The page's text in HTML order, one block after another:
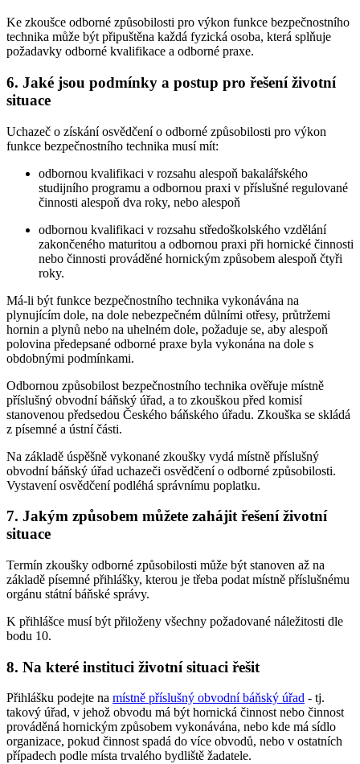
Ke zkoušce odborné způsobilosti pro výkon funkce bezpečnostního
technika může být připuštěna každá fyzická osoba, která splňuje
požadavky odborné kvalifikace a odborné praxe.
6. Jaké jsou podmínky a postup pro řešení životní
situace
Uchazeč o získání osvědčení o odborné způsobilosti pro výkon
funkce bezpečnostního technika musí mít:
odbornou kvalifikaci v rozsahu alespoň bakalářského
studijního programu a odbornou praxi v příslušné regulované
činnosti alespoň dva roky, nebo alespoň
odbornou kvalifikaci v rozsahu středoškolského vzdělání
zakončeného maturitou a odbornou praxi při hornické činnosti
nebo činnosti prováděné hornickým způsobem alespoň čtyři
roky.
Má-li být funkce bezpečnostního technika vykonávána na
plynujícím dole, na dole nebezpečném důlními otřesy, průtržemi
hornin a plynů nebo na uhelném dole, požaduje se, aby alespoň
polovina předepsané odborné praxe byla vykonána na dole s
obdobnými podmínkami.
Odbornou způsobilost bezpečnostního technika ověřuje místně
příslušný obvodní báňský úřad, a to zkouškou před komisí
stanovenou předsedou Českého báňského úřadu. Zkouška se skládá
z písemné a ústní části.
Na základě úspěšně vykonané zkoušky vydá místně příslušný
obvodní báňský úřad uchazeči osvědčení o odborné způsobilosti.
Vystavení osvědčení podléhá správnímu poplatku.
7. Jakým způsobem můžete zahájit řešení životní
situace
Termín zkoušky odborné způsobilosti může být stanoven až na
základě písemné přihlášky, kterou je třeba podat místně příslušnému
orgánu státní báňské správy.
K přihlášce musí být přiloženy všechny požadované náležitosti dle
bodu 10.
8. Na které instituci životní situaci řešit
Přihlášku podejte na místně příslušný obvodní báňský úřad - tj.
takový úřad, v jehož obvodu má být hornická činnost nebo činnost
prováděná hornickým způsobem vykonávána, nebo kde má sídlo
organizace, pokud činnost spadá do více obvodů, nebo v ostatních
případech podle místa trvalého bydliště žadatele.